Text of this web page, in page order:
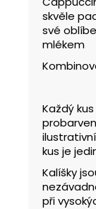
skvěle
své
mlékem
Každý
kus je
Kalíšky
při